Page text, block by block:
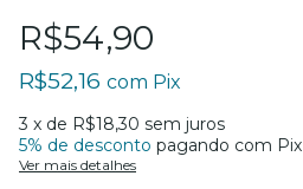
R$54,90
R$52,16 com Pix
3 x de R$18,30 sem juros
5% de desconto pagando com Pix
Ver mais detalhes